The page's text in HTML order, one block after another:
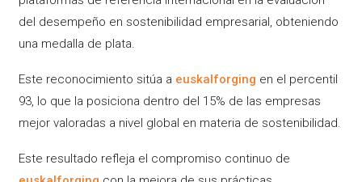
del desempeño en sostenibilidad empresarial, obteniendo
una medalla de plata.
Este reconocimiento sitúa a euskalforging en el percentil
93, lo que la posiciona dentro del 15% de las empresas
mejor valoradas a nivel global en materia de sostenibilidad.
Este resultado refleja el compromiso continuo de